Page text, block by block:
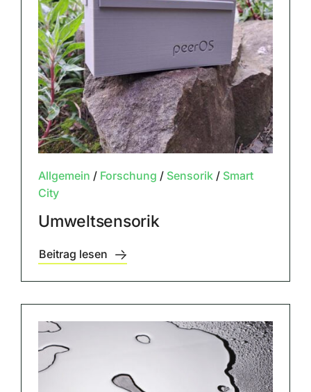
Allgemein / Forschung / Sensorik/ Smart
City
Umweltsensorik
Beitrag lesen